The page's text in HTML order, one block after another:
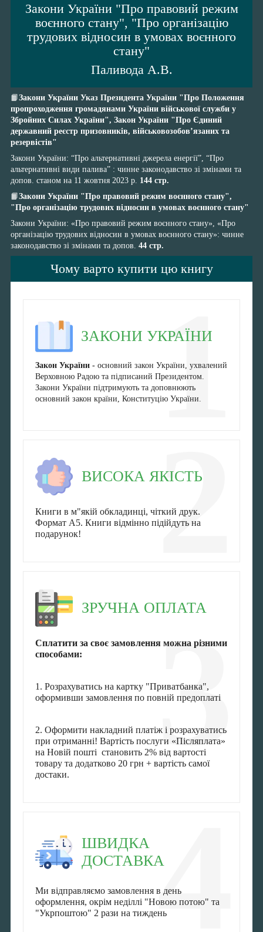
Закони України "Про правовий режим
воєнного стану", "Про організацію
трудових відносин в умовах воєнного
стану"
Паливода А.В.
📙Закони України Указ Президента України "Про Положення
пропроходження громадянами України військової служби у
Збройних Силах України", Закон України "Про Єдиний
державний реєстр призовників, військовозобов’язаних та
резервістів"
Закони України: “Про альтернативні джерела енергії”, “Про
альтернативні види палива” : чинне законодавство зі змінами та
допов. станом на 11 жовтня 2023 р. 144 стр.
📙Закони України "Про правовий режим воєнного стану",
"Про організацію трудових відносин в умовах воєнного стану"
Закони України: «Про правовий режим воєнного стану», «Про
організацію трудових відносин в умовах воєнного стану»: чинне
законодавство зі змінами та допов. 44 стр.
Чому варто купити цю книгу
1
ЗАКОНИ УКРАЇНИ
Закон України - основний закон України, ухвалений
Верховною Радою та підписаний Президентом.
Закони України підтримують та доповнюють
основний закон країни, Конституцію України.
2
ВИСОКА ЯКІСТЬ
Книги в м"якій обкладинці, чіткий друк.
Формат А5. Книги відмінно підійдуть на
подарунок!
3
ЗРУЧНА ОПЛАТА
Сплатити за своє замовлення можна різними
способами:
1. Розрахуватись на картку "Приватбанка",
оформивши замовлення по повній предоплаті
2. Оформити накладний платіж і розрахуватись
при отриманні! Вартість послуги «Післяплата»
на Новій пошті становить 2% від вартості
товару та додатково 20 грн + вартість самої
достаки.
4
ШВИДКА
ДОСТАВКА
Ми відправляємо замовлення в день
оформлення, окрім неділлі "Новою потою" та
"Укрпоштою" 2 рази на тиждень